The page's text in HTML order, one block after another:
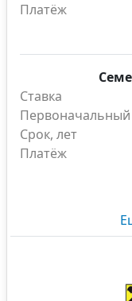
Платёж
Ставка
Первоначальный
Срок, лет
Платёж